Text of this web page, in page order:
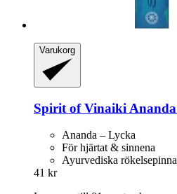
Varukorg
Spirit of Vinaiki
Ananda – Lycka
För hjärtat & sinnena
Ayurvediska
41 kr